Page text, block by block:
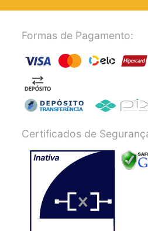
Formas de Pagamento:
Certificados de